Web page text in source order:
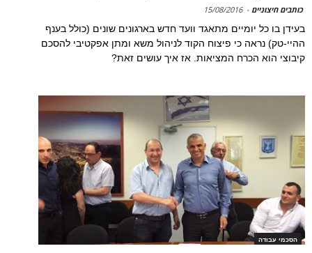
כותבים חיצוניים -
15/08/2016
בעידן בו כל יומיים מתאגד וועד חדש בארגונים שונים (כולל בענף
ההיי-טק) נראה כי פיצוח הקוד לניהול משא ומתן אפקטיבי להסכם
קיבוצי הוא הכרח המציאות. אז איך עושים זאת?
הסכמי עבודה